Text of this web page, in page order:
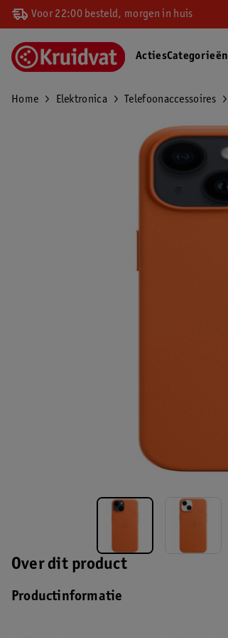
Voor 22:00 besteld, morgen in huis
ActiesCategorieën
Home Elektronica Telefoonaccessoires
Over dit product
Productinformatie